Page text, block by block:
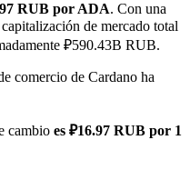
RUB por ADA. Con una
de mercado total
₽590.43B RUB.
comercio de Cardano ha
cambio es ₽16.97 RUB por 1